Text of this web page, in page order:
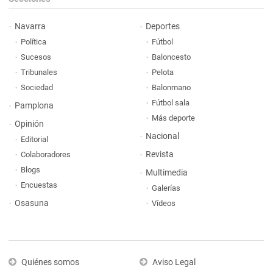
Navarra
Política
Sucesos
Tribunales
Sociedad
Pamplona
Opinión
Editorial
Colaboradores
Blogs
Encuestas
Osasuna
Deportes
Fútbol
Baloncesto
Pelota
Balonmano
Fútbol sala
Más deporte
Nacional
Revista
Multimedia
Galerías
Vídeos
Quiénes somos Aviso Legal